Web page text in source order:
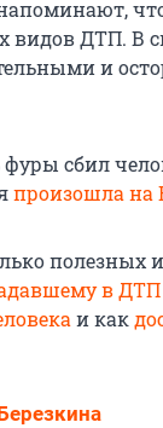
видов ДТП. В
и
фуры сбил
произошла на
полезных
в ДТП
и как